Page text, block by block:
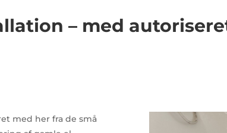
– med
med her fra de små